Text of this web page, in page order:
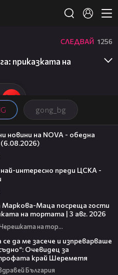
gong_bg
СЛЕДВАЙ 1256
приказката на
новини на NOVA - обедна
най-интересно преди ЦСКА -
Маркова-Маца посреща гости
на тортата | 3 авг. 2026
Черешката на тортата
да ме засече и изпреварваше
Очевидец за
край Шереметя
България